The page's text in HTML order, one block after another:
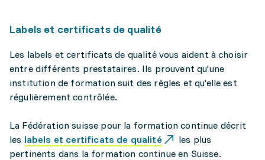
Labels et certificats de qualité
Les labels et certificats de qualité vous aident à choisir
entre différents prestataires. Ils prouvent qu'une
institution de formation suit des règles et qu'elle est
régulièrement contrôlée.
La Fédération suisse pour la formation continue décrit
les labels et certificats de qualité
les plus
pertinents dans la formation continue en Suisse.